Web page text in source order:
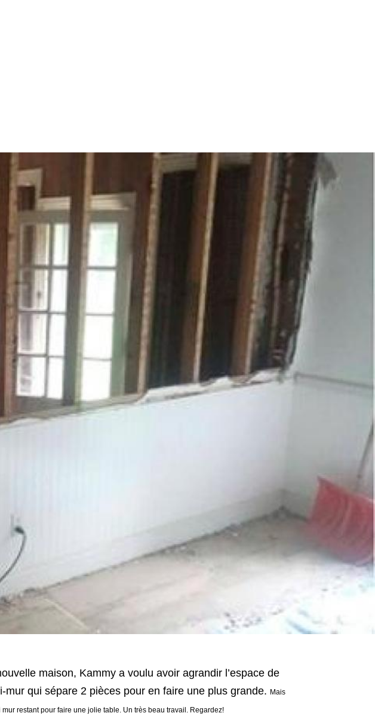
maison, Kammy a voulu avoir agrandir l’espace de
mur qui sépare 2 pièces pour en faire une plus grande. Mais
restant pour faire une jolie table. Un très beau travail. Regardez!